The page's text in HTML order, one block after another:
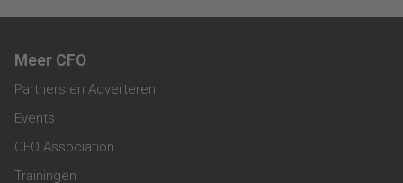
Meer CFO
Partners en Adverteren
Events
CFO Association
Trainingen